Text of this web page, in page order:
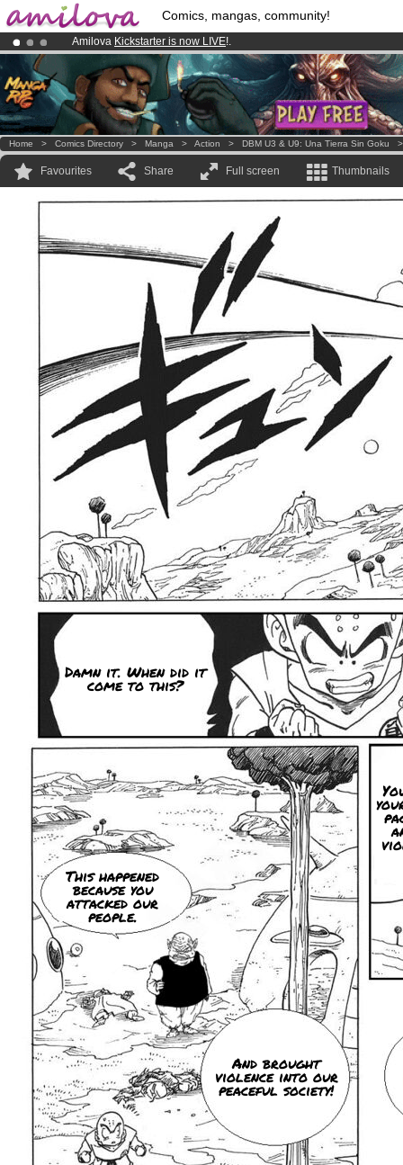
Comics, mangas, community!
Amilova Kickstarter is now LIVE!.
Already 134393membersand 1208comics & mangas!.
Premium membership from3.95 euros per month !Get membership
Home > Comics Directory > Manga > Action > DBM U3 & U9: Una Tierra Sin Goku
Favourites Share Full screen Thumbnails
Damn it. When did it
come to this?
And brought
violence into our
peaceful society!
This happened
because you
attacked our
people.